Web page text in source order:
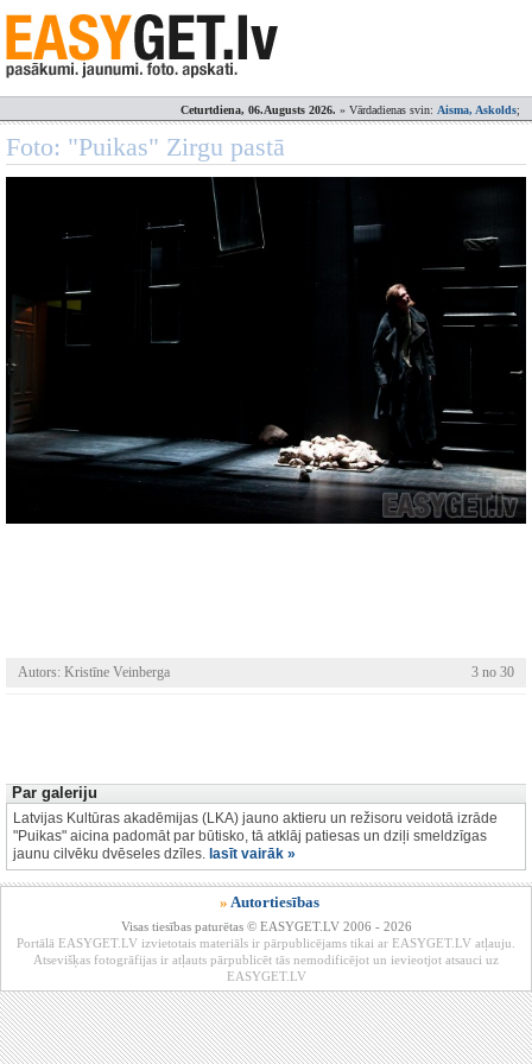
Ceturtdiena, 06.Augusts 2026. » Vārdadienas svin: Aisma, Askolds;
Foto: "Puikas" Zirgu pastā
Autors: Kristīne Veinberga 3 no 30
Par galeriju
Latvijas Kultūras akadēmijas (LKA) jauno aktieru un režisoru veidotā izrāde
"Puikas" aicina padomāt par būtisko, tā atklāj patiesas un dziļi smeldzīgas
jaunu cilvēku dvēseles dzīles. lasīt vairāk »
» Autortiesības
Visas tiesības paturētas © EASYGET.LV 2006 - 2026
Portālā EASYGET.LV izvietotais materiāls ir pārpublicējams tikai ar EASYGET.LV atļauju.
Atsevišķas fotogrāfijas ir atļauts pārpublicēt tās nemodificējot un ievieotjot atsauci uz
EASYGET.LV